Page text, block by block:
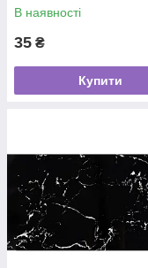
В наявності
35 ₴
Купити